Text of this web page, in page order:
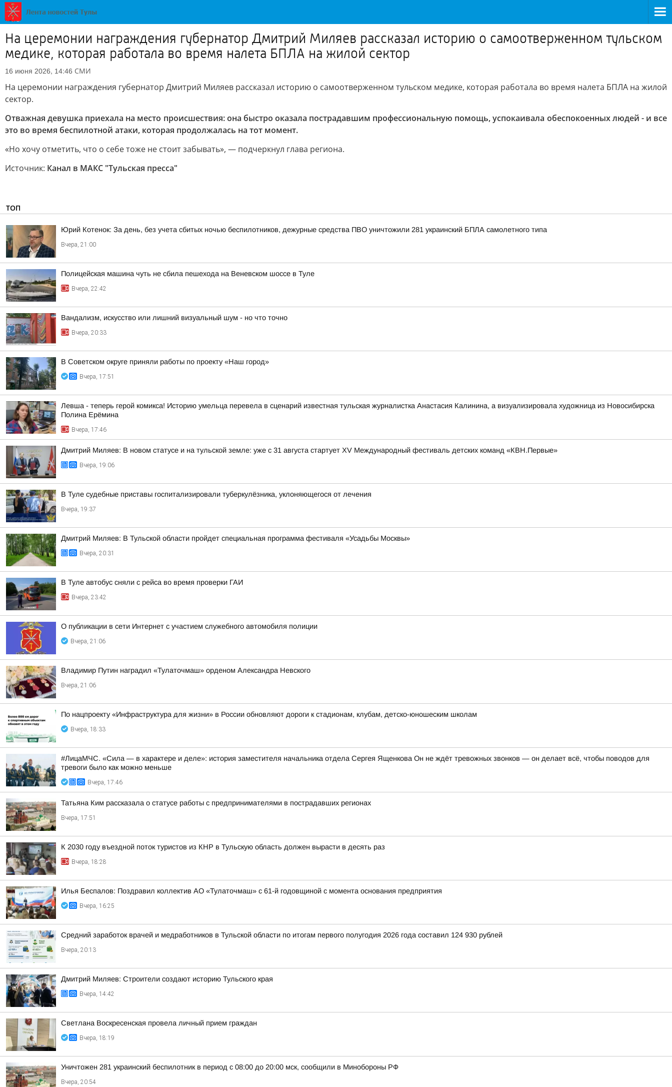
На церемонии награждения губернатор Дмитрий Миляев рассказал историю о самоотверженном тульском
медике, которая работала во время налета БПЛА на жилой сектор
16 июня 2026, 14:46 СМИ
На церемонии награждения губернатор Дмитрий Миляев рассказал историю о самоотверженном тульском медике, которая работала во время налета БПЛА на жилой
сектор.
Отважная девушка приехала на место происшествия: она быстро оказала пострадавшим профессиональную помощь, успокаивала обеспокоенных людей - и все
это во время беспилотной атаки, которая продолжалась на тот момент.
«Но хочу отметить, что о себе тоже не стоит забывать», — подчеркнул глава региона.
Источник: Канал в МАКС "Тульская пресса"
ТОП
Юрий Котенок: За день, без учета сбитых ночью беспилотников, дежурные средства ПВО уничтожили 281 украинский БПЛА самолетного типа
Вчера, 21:00
Полицейская машина чуть не сбила пешехода на Веневском шоссе в Туле
Вчера, 22:42
Вандализм, искусство или лишний визуальный шум - но что точно
Вчера, 20:33
В Советском округе приняли работы по проекту «Наш город»
Вчера, 17:51
Левша - теперь герой комикса! Историю умельца перевела в сценарий известная тульская журналистка Анастасия Калинина, а визуализировала художница из Новосибирска
Полина Ерёмина
Вчера, 17:46
Дмитрий Миляев: В новом статусе и на тульской земле: уже с 31 августа стартует XV Международный фестиваль детских команд «КВН.Первые»
Вчера, 19:06
В Туле судебные приставы госпитализировали туберкулёзника, уклоняющегося от лечения
Вчера, 19:37
Дмитрий Миляев: В Тульской области пройдет специальная программа фестиваля «Усадьбы Москвы»
Вчера, 20:31
В Туле автобус сняли с рейса во время проверки ГАИ
Вчера, 23:42
О публикации в сети Интернет с участием служебного автомобиля полиции
Вчера, 21:06
Владимир Путин наградил «Тулаточмаш» орденом Александра Невского
Вчера, 21:06
По нацпроекту «Инфраструктура для жизни» в России обновляют дороги к стадионам, клубам, детско-юношеским школам
Вчера, 18:33
#ЛицаМЧС. «Сила — в характере и деле»: история заместителя начальника отдела Сергея Ященкова Он не ждёт тревожных звонков — он делает всё, чтобы поводов для
тревоги было как можно меньше
Вчера, 17:46
Татьяна Ким рассказала о статусе работы с предпринимателями в пострадавших регионах
Вчера, 17:51
К 2030 году въездной поток туристов из КНР в Тульскую область должен вырасти в десять раз
Вчера, 18:28
Илья Беспалов: Поздравил коллектив АО «Тулаточмаш» с 61-й годовщиной с момента основания предприятия
Вчера, 16:25
Средний заработок врачей и медработников в Тульской области по итогам первого полугодия 2026 года составил 124 930 рублей
Вчера, 20:13
Дмитрий Миляев: Строители создают историю Тульского края
Вчера, 14:42
Светлана Воскресенская провела личный прием граждан
Вчера, 18:19
Уничтожен 281 украинский беспилотник в период с 08:00 до 20:00 мск, сообщили в Минобороны РФ
Вчера, 20:54